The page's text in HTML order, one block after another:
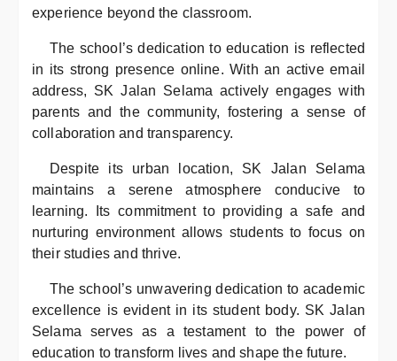
experience beyond the classroom.
The school’s dedication to education is reflected
in its strong presence online. With an active email
address, SK Jalan Selama actively engages with
parents and the community, fostering a sense of
collaboration and transparency.
Despite its urban location, SK Jalan Selama
maintains a serene atmosphere conducive to
learning. Its commitment to providing a safe and
nurturing environment allows students to focus on
their studies and thrive.
The school’s unwavering dedication to academic
excellence is evident in its student body. SK Jalan
Selama serves as a testament to the power of
education to transform lives and shape the future.